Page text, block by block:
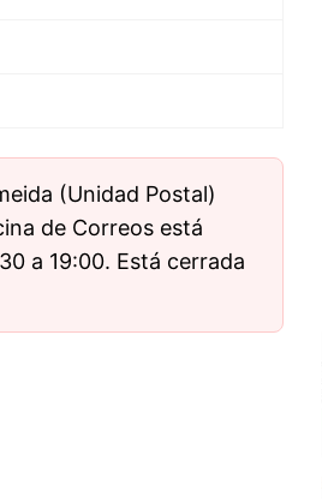
(Unidad Postal)
de Correos está
a 19:00. Está cerrada